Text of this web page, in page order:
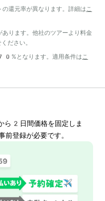
還元率が異なります。詳細は こ
ります。他社のツアーより料金
ださい。
となります。適用条件は こ
ら 2 日間価格を固定しま
前登録が必要です。